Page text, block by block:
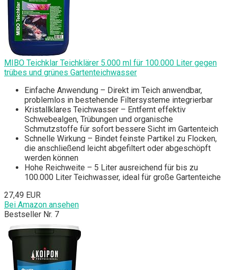
MIBO Teichklar Teichklärer 5.000 ml für 100.000 Liter gegen
trübes und grünes Gartenteichwasser
Einfache Anwendung – Direkt im Teich anwendbar,
problemlos in bestehende Filtersysteme integrierbar
Kristallklares Teichwasser – Entfernt effektiv
Schwebealgen, Trübungen und organische
Schmutzstoffe für sofort bessere Sicht im Gartenteich
Schnelle Wirkung – Bindet feinste Partikel zu Flocken,
die anschließend leicht abgefiltert oder abgeschöpft
werden können
Hohe Reichweite – 5 Liter ausreichend für bis zu
100.000 Liter Teichwasser, ideal für große Gartenteiche
27,49 EUR
Bei Amazon ansehen
Bestseller Nr. 7